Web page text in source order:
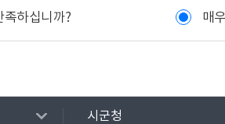
족하십니까? 매
시군청